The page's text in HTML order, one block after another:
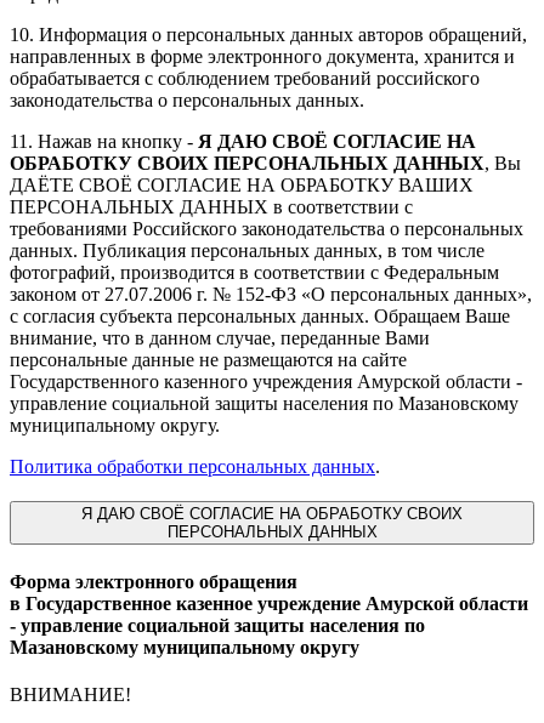
10. Информация о персональных данных авторов обращений,
направленных в форме электронного документа, хранится и
обрабатывается с соблюдением требований российского
законодательства о персональных данных.
11. Нажав на кнопку - Я ДАЮ СВОЁ СОГЛАСИЕ НА
ОБРАБОТКУ СВОИХ ПЕРСОНАЛЬНЫХ ДАННЫХ, Вы
ДАЁТЕ СВОЁ СОГЛАСИЕ НА ОБРАБОТКУ ВАШИХ
ПЕРСОНАЛЬНЫХ ДАННЫХ в соответствии с
требованиями Российского законодательства о персональных
данных. Публикация персональных данных, в том числе
фотографий, производится в соответствии с Федеральным
законом от 27.07.2006 г. № 152-ФЗ «О персональных данных»,
с согласия субъекта персональных данных. Обращаем Ваше
внимание, что в данном случае, переданные Вами
персональные данные не размещаются на сайте
Государственного казенного учреждения Амурской области -
управление социальной защиты населения по Мазановскому
муниципальному округу.
Политика обработки персональных данных.
Я ДАЮ СВОЁ СОГЛАСИЕ НА ОБРАБОТКУ СВОИХ
ПЕРСОНАЛЬНЫХ ДАННЫХ
Форма электронного обращения
в Государственное казенное учреждение Амурской области
- управление социальной защиты населения по
Мазановскому муниципальному округу
ВНИМАНИЕ!